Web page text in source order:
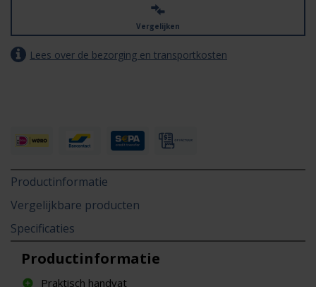
Vergelijken
Lees over de bezorging en transportkosten
Productinformatie
Vergelijkbare producten
Specificaties
Productinformatie
Praktisch handvat